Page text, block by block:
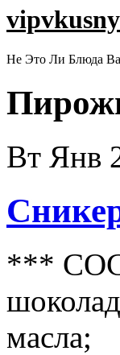
Не Это Ли Блюда
Вт Янв
***
масла;